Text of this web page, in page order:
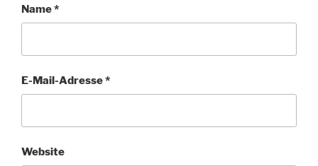
Name*
E-Mail-Adresse*
Website